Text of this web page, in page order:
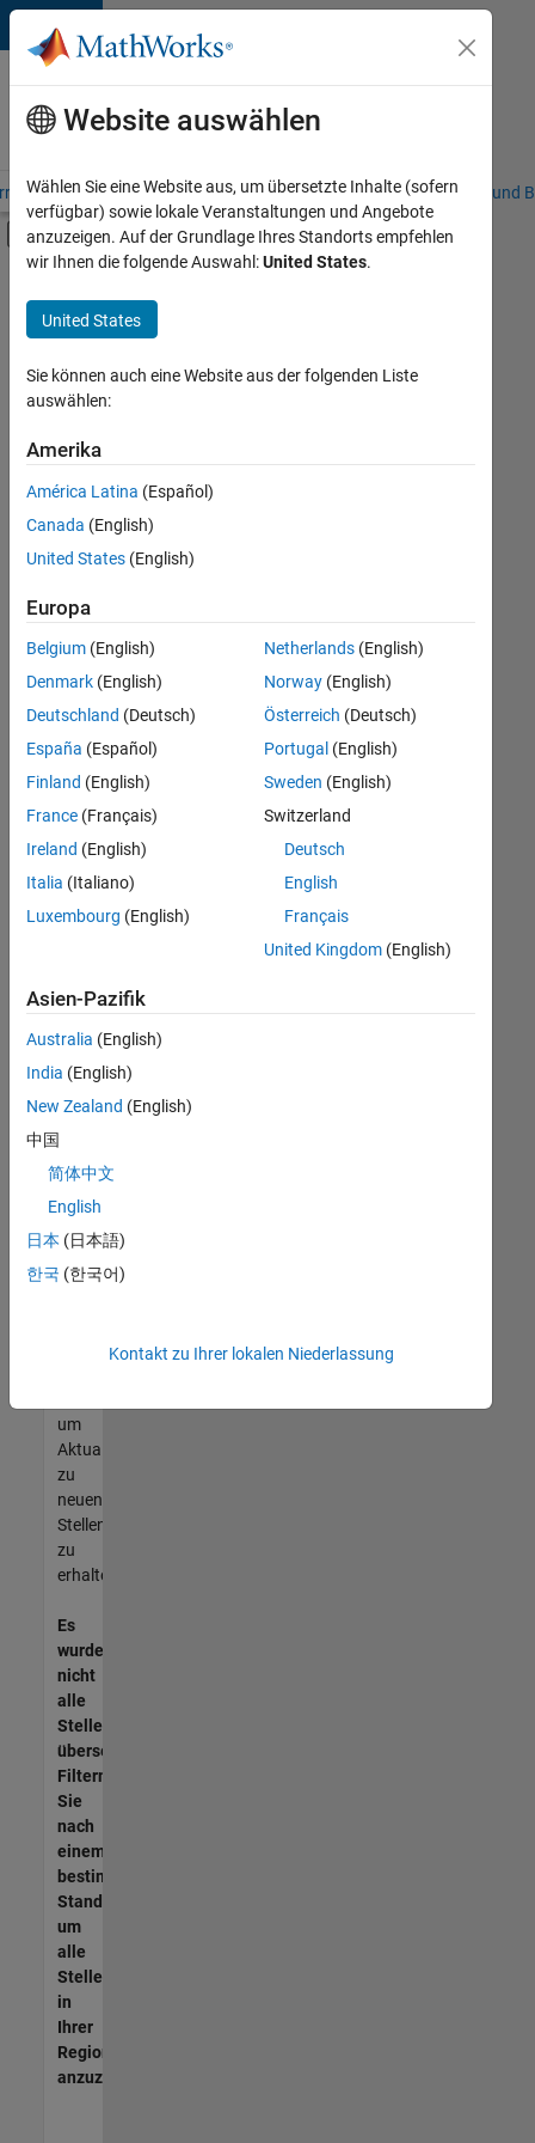
Weiter zum Inhalt
Karriere
bei
MathWorks
– Übersicht Stellensuche Niederlassungen Studierende und
Umschaltung für Off-Canvas-
Hauptinhalt
Customer Support
Education Sales
Sales Operations
Marketing Communications
Business Model Team
+5
Derzeit
es
keine
offenen
Stellen,
Ihren
Suchkriterien
entsprechen.
können
die
Suchkriterien
weiter
fassen
oder
alle
Stellenangebote
anzeigen .
noch
keine
offenen
Stellen
können,
die
Ihren
entsprechen,
werden
unseres
um
Aktualisierungen
zu
neuen
Stellenangeboten
zu
erhalten.
Es
wurden
nicht
alle
Stellen
übersetzt.
Filtern
Sie
nach
einem
bestimmten
Standort,
um
alle
Stellenangebote
in
Ihrer
Region
anzuzeigen.
Website auswählen
Wählen Sie eine Website aus, um übersetzte Inhalte (sofern
verfügbar) sowie lokale Veranstaltungen und Angebote
anzuzeigen. Auf der Grundlage Ihres Standorts empfehlen
wir Ihnen die folgende Auswahl:United States.
United States
Sie können auch eine Website aus der folgenden Liste
auswählen:
Amerika
América Latina (Español)
Canada (English)
United States (English)
Europa
Belgium (English)
Denmark (English)
Deutschland (Deutsch)
España (Español)
Finland (English)
France (Français)
Ireland (English)
Italia (Italiano)
Luxembourg (English)
Netherlands(English)
Norway(English)
Österreich (Deutsch)
Portugal (English)
Sweden (English)
Switzerland
Deutsch
English
Français
United Kingdom(English)
Asien-Pazifik
Australia (English)
India (English)
New Zealand (English)
中国
简体中文
English
日本 (日本語)
한국 (한국어)
Kontakt zu Ihrer lokalen Niederlassung